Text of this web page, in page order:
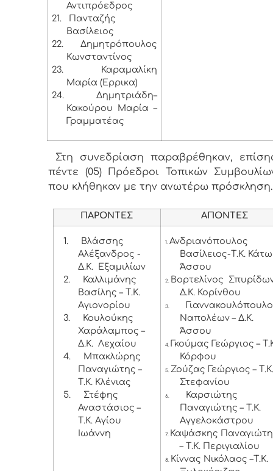
Αντιπρόεδρος
21.
Πανταζής
Βασίλειος
22.
Δημητρόπουλος
Κωνσταντίνος
23.
Καραμαλίκη
Μαρία (Έρρικα)
24.
Δημητριάδη–
Κακούρου Μαρία –
Γραμματέας
Στη συνεδρίαση παραβρέθηκαν,
πέντε (05) Πρόεδροι Τοπικών
που κλήθηκαν με την ανωτέρω
ΠΑΡΟΝΤΕΣ ΑΠΟΝΤΕΣ
1.
Βλάσσης
Αλέξανδρος -
Δ.Κ. Εξαμιλίων
2.
Καλλιμάνης
Βασίλης – Τ.Κ.
Αγιονορίου
3.
Κουλούκης
Χαράλαμπος –
Δ.Κ. Λεχαίου
4.
Μπακλώρης
Παναγιώτης –
Τ.Κ. Κλένιας
5.
Στέφης
Αναστάσιος –
Τ.Κ. Αγίου
Ιωάννη
1. Ανδριανόπουλος
Βασίλειος-Τ.Κ. Κάτω
Άσσου
2. Βορτελίνος
Δ.Κ. Κορίνθου
3.
Ναπολέων – Δ.Κ.
Άσσου
4. Γκούμας Γεώργιος –
Κόρφου
5. Ζούζας Γεώργιος – Τ.Κ.
Στεφανίου
6.
Καρσιώτης
Παναγιώτης – Τ.Κ.
Αγγελοκάστρου
7. Καψάσκης
– Τ.Κ. Περιγιαλίου
8. Κίννας Νικόλαος –Τ.Κ.